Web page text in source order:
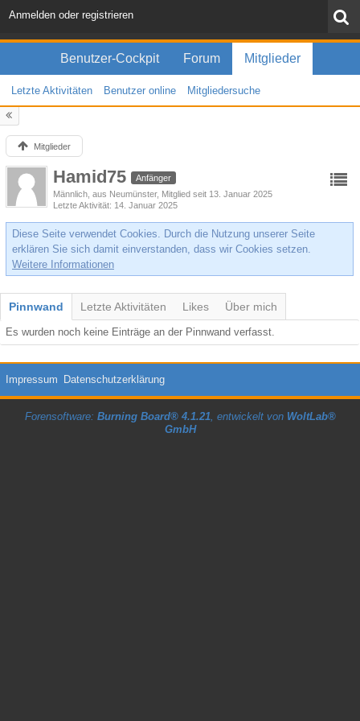
Anmelden oder registrieren
Benutzer-Cockpit Forum Mitglieder
Letzte Aktivitäten Benutzer online Mitgliedersuche
Mitglieder
Hamid75
Anfänger
Männlich aus Neumünster Mitglied seit 13. Januar 2025
Letzte Aktivität 14. Januar 2025
Diese Seite verwendet Cookies. Durch die Nutzung unserer Seite
erklären Sie sich damit einverstanden, dass wir Cookies setzen.
Weitere Informationen
Pinnwand Letzte Aktivitäten Likes Über mich
Es wurden noch keine Einträge an der Pinnwand verfasst.
Impressum Datenschutzerklärung
Forensoftware: Burning Board® 4.1.21, entwickelt von WoltLab®
GmbH